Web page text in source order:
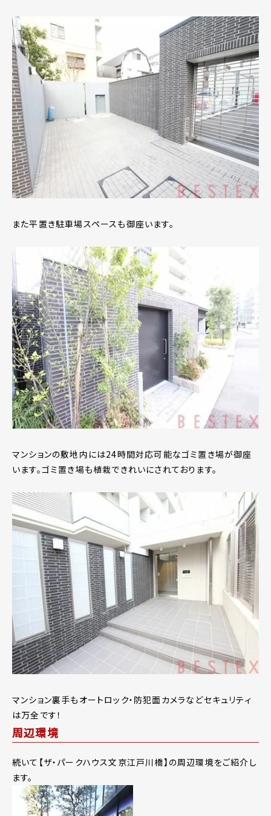
また平置き駐車場スペースも御座います。
マンションの敷地内には24時間対応可能なゴミ置き場が御座
います。ゴミ置き場も植栽できれいにされております。
マンション裏手もオートロック・防犯面カメラなどセキュリティ
は万全です！
周辺環境
続いて【ザ・パークハウス文京江戸川橋】の周辺環境をご紹介し
ます。